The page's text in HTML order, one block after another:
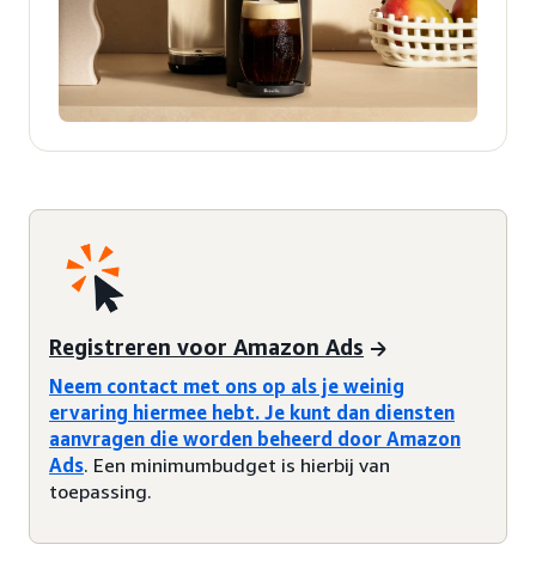
Registreren voor Amazon Ads
Neem contact met ons op als je weinig
ervaring hiermee hebt. Je kunt dan diensten
aanvragen die worden beheerd door Amazon
Ads. Een minimumbudget is hierbij van
toepassing.